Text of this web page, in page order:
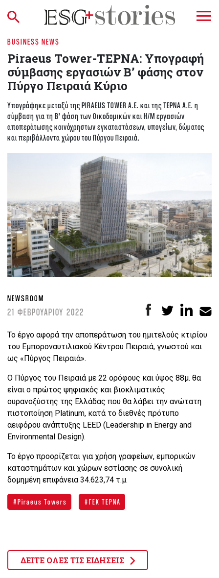
BUSINESS NEWS
Piraeus Tower-ΤΕΡΝΑ: Υπογραφή
σύμβασης εργασιών Β’ φάσης στον
Πύργο Πειραιά Κύριο
Υπογράφηκε μεταξύ της PIRAEUS TOWER Α.Ε. και της ΤΕΡΝΑ Α.Ε. η
σύμβαση για τη Β’ φάση των Οικοδομικών και Η/Μ εργασιών
αποπεράτωσης κοινόχρηστων εγκαταστάσεων, υπογείων, δώματος
και περιβάλλοντα χώρου του Πύργου Πειραιά.
NEWSROOM
21 ΦΕΒΡΟΥΑΡΙΟΥ 2022
Το έργο αφορά την αποπεράτωση του ημιτελούς κτιρίου
του Εμποροναυτιλιακού Κέντρου Πειραιά, γνωστού και
ως «Πύργος Πειραιά».
Ο Πύργος του Πειραιά με 22 ορόφους και ύψος 88μ. θα
είναι ο πρώτος ψηφιακός και βιοκλιματικός
ουρανοξύστης της Ελλάδας που θα λάβει την ανώτατη
πιστοποίηση Platinum, κατά το διεθνές πρότυπο
αειφόρου ανάπτυξης LEED (Leadership in Energy and
Environmental Design).
Το έργο προορίζεται για χρήση γραφείων, εμπορικών
καταστημάτων και χώρων εστίασης σε συνολική
δομημένη επιφάνεια 34.623,74 τ.μ.
Piraeus Towers ΓΕΚ ΤΕΡΝΑ
ΔΕΙΤΕ ΟΛΕΣ ΤΙΣ ΕΙΔΗΣΕΙΣ